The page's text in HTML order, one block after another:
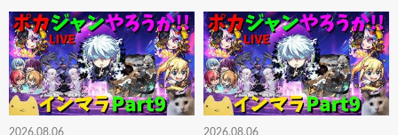
2026.08.06 2026.08.06